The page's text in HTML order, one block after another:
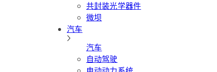
共封装光学器件
微坝
汽车
汽车
自动驾驶